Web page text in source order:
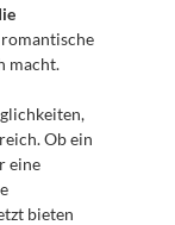
macht.
Ob ein
eine
bieten